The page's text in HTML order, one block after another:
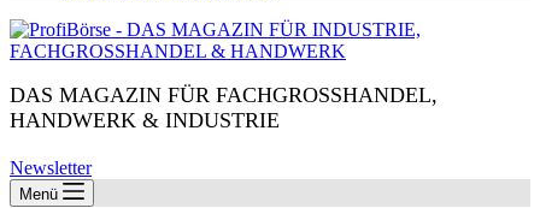
DAS MAGAZIN FÜR FACHGROSSHANDEL,
HANDWERK & INDUSTRIE
Newsletter
Menü